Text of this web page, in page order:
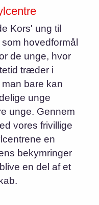
Kors' ung til
hovedformål
de unge, hvor
træder i
bare kan
unge
unge. Gennem
vores frivillige
en
bekymringer
en del af et